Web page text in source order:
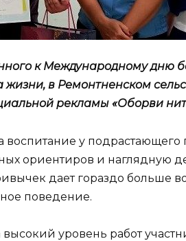
к Международному дню
жизни, в Ремонтненском
рекламы «Оборви
у подрастающего
ориентиров и наглядную
дает гораздо больше
поведение.
уровень работ